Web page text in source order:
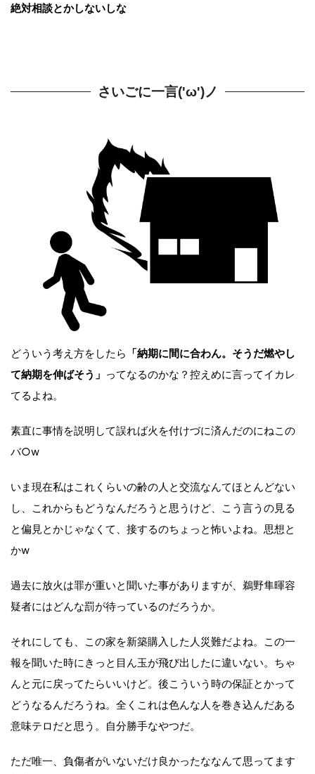
絶対相談とかしないしな
さいごに一言('ω')ノ
どういう考え方をしたら 「納期に間に合わん。そうだ燃やし
て納期を伸ばそう」 ってなるのかな？控えめに言ってイカレ
てるよね。
素直に事情を説明して誤れば火を付けづに済んだのにねこの
バ○w
いま現在私はこれくらいの齢の人と交流なんてほとんどない
し、これからもどうなんだろうと思うけど、こう言うの見る
と偏見とかじゃなくて、接するのちょっと怖いよね。思想と
かw
過去に放火は罪が重いと聞いた事がありますが、鵜野隼暉容
疑者にはどんな罰が待っているのだろうか。
それにしても、この家を新築購入した人災難だよね。この一
報を聞いた時にきっと目ん玉が飛び出したに違いない。ちゃ
んと元に戻ってたらいいけど。後こういう時の保証とかって
どうなるんだろうね。全くこれは色んな人を巻き込んだある
意味テロだと思う。自分勝手なやつだ。
ただ唯一、負傷者がいないだけ良かったななんて思ってます